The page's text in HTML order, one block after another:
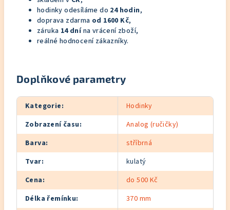
hodinky odesíláme do 24 hodin,
doprava zdarma od 1600 Kč,
záruka 14 dnína vrácení zboží,
reálné hodnocení zákazníky.
Doplňkové parametry
Kategorie:
Hodinky
Zobrazení času:
Analog (ručičky)
Barva:
stříbrná
Tvar:
kulatý
Cena:
do 500 Kč
Délka řemínku: 370 mm